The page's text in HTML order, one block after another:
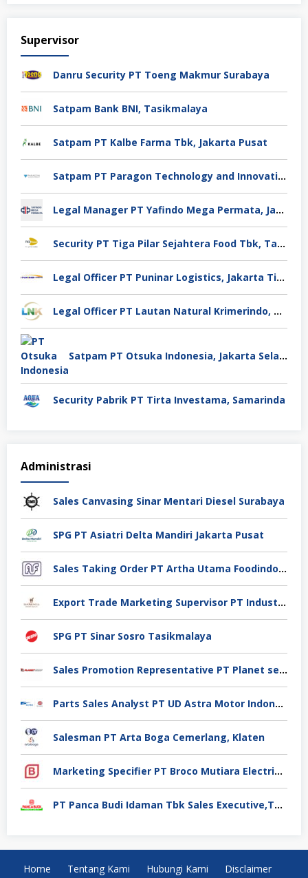
Supervisor
Danru Security PT Toeng Makmur Surabaya
Satpam Bank BNI, Tasikmalaya
Satpam PT Kalbe Farma Tbk, Jakarta Pusat
Satpam PT Paragon Technology and Innovation Jakarta
Legal Manager PT Yafindo Mega Permata, Jakarta Barat
Security PT Tiga Pilar Sejahtera Food Tbk, Tangerang
Legal Officer PT Puninar Logistics, Jakarta Timur
Legal Officer PT Lautan Natural Krimerindo, Mojokerto
Satpam PT Otsuka Indonesia, Jakarta Selatan
Security Pabrik PT Tirta Investama, Samarinda
Administrasi
Sales Canvasing Sinar Mentari Diesel Surabaya
SPG PT Asiatri Delta Mandiri Jakarta Pusat
Sales Taking Order PT Artha Utama Foodindo Tangerang
Export Trade Marketing Supervisor PT Industri Jamu Dan Farmasi Sido Muncul Tbk, Jakarta
SPG PT Sinar Sosro Tasikmalaya
Sales Promotion Representative PT Planet selancar Mandiri, Pontianak
Parts Sales Analyst PT UD Astra Motor Indonesia, Jakarta Utara
Salesman PT Arta Boga Cemerlang, Klaten
Marketing Specifier PT Broco Mutiara Electrical Industry, Tangerang
PT Panca Budi Idaman Tbk Sales Executive,Tangerang
Home Tentang Kami Hubungi Kami Disclaimer